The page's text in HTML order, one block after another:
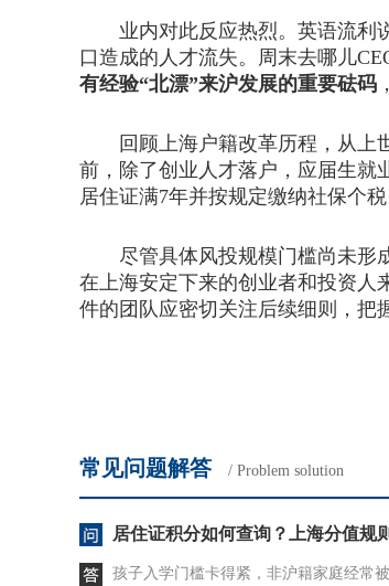
业内对此反应热烈。英语流利说
口造成的人才流失。周末去哪儿
有经验“北漂”来沪发展的重要砝码
回顾上海户籍改革历程，从上世
前，除了创业人才落户，应届生就
居住证满7年并按规定缴纳社保个
尽管具体风投规模门槛尚未形成
在上海安定下来的创业者和投资人
件的团队应密切关注后续细则，把
常见问题解答 / Problem solution
居住证积分如何查询？上海分值规
孩子入学门槛卡得紧，非沪籍家庭经常